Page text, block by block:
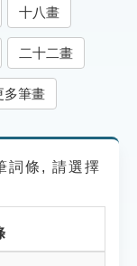
十八畫
二十二畫
多筆畫
詞條, 請選擇